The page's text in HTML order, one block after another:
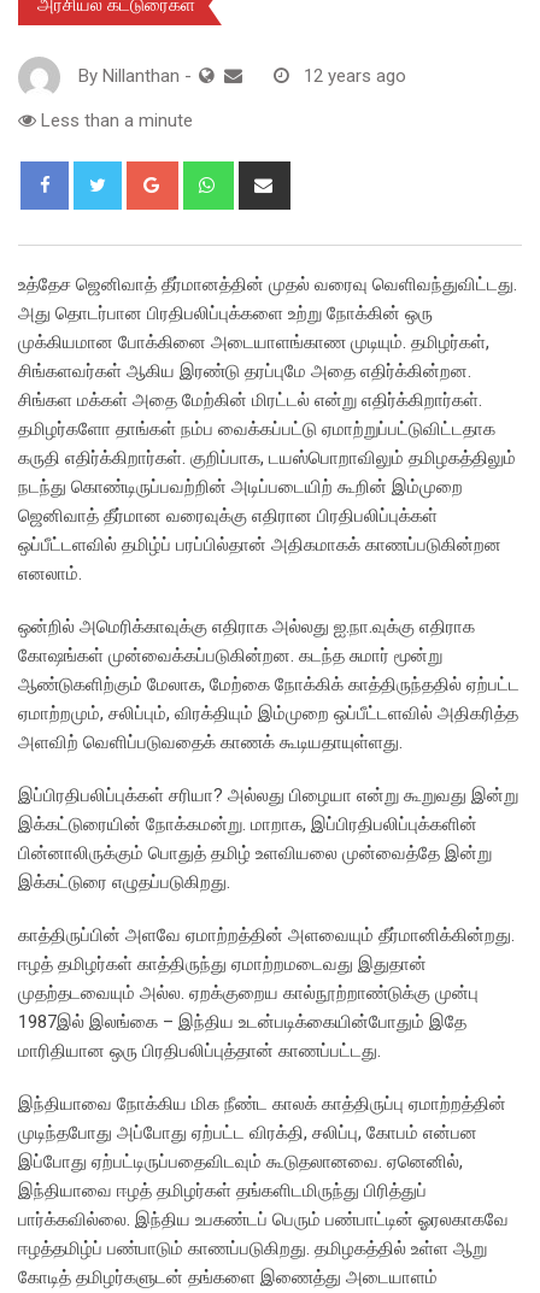
அரசியல் கட்டுரைகள்
By Nillanthan - 12 years ago
Less than a minute
Google+ Whatsapp
உத்தேச ஜெனிவாத் தீர்மானத்தின் முதல் வரைவு வெளிவந்துவிட்டது.
அது தொடர்பான பிரதிபலிப்புக்களை உற்று நோக்கின் ஒரு
முக்கியமான போக்கினை அடையாளங்காண முடியும். தமிழர்கள்,
சிங்களவர்கள் ஆகிய இரண்டு தரப்புமே அதை எதிர்க்கின்றன.
சிங்கள மக்கள் அதை மேற்கின் மிரட்டல் என்று எதிர்க்கிறார்கள்.
தமிழர்களோ தாங்கள் நம்ப வைக்கப்பட்டு ஏமாற்றுப்பட்டுவிட்டதாக
கருதி எதிர்க்கிறார்கள். குறிப்பாக, டயஸ்பொறாவிலும் தமிழகத்திலும்
நடந்து கொண்டிருப்பவற்றின் அடிப்படையிற் கூறின் இம்முறை
ஜெனிவாத் தீர்மான வரைவுக்கு எதிரான பிரதிபலிப்புக்கள்
ஒப்பீட்டளவில் தமிழ்ப் பரப்பில்தான் அதிகமாகக் காணப்படுகின்றன
எனலாம்.
ஒன்றில் அமெரிக்காவுக்கு எதிராக அல்லது ஐ.நா.வுக்கு எதிராக
கோஷங்கள் முன்வைக்கப்படுகின்றன. கடந்த சுமார் மூன்று
ஆண்டுகளிற்கும் மேலாக, மேற்கை நோக்கிக் காத்திருந்ததில் ஏற்பட்ட
ஏமாற்றமும், சலிப்பும், விரக்தியும் இம்முறை ஒப்பீட்டளவில் அதிகரித்த
அளவிற் வெளிப்படுவதைக் காணக் கூடியதாயுள்ளது.
இப்பிரதிபலிப்புக்கள் சரியா? அல்லது பிழையா என்று கூறுவது இன்று
இக்கட்டுரையின் நோக்கமன்று. மாறாக, இப்பிரதிபலிப்புக்களின்
பின்னாலிருக்கும் பொதுத் தமிழ் உளவியலை முன்வைத்தே இன்று
இக்கட்டுரை எழுதப்படுகிறது.
காத்திருப்பின் அளவே ஏமாற்றத்தின் அளவையும் தீர்மானிக்கின்றது.
ஈழத் தமிழர்கள் காத்திருந்து ஏமாற்றமடைவது இதுதான்
முதற்தடவையும் அல்ல. ஏறக்குறைய கால்நூற்றாண்டுக்கு முன்பு
1987இல் இலங்கை – இந்திய உடன்படிக்கையின்போதும் இதே
மாரிதியான ஒரு பிரதிபலிப்புத்தான் காணப்பட்டது.
இந்தியாவை நோக்கிய மிக நீண்ட காலக் காத்திருப்பு ஏமாற்றத்தின்
முடிந்தபோது அப்போது ஏற்பட்ட விரக்தி, சலிப்பு, கோபம் என்பன
இப்போது ஏற்பட்டிருப்பதைவிடவும் கூடுதலானவை. ஏனெனில்,
இந்தியாவை ஈழத் தமிழர்கள் தங்களிடமிருந்து பிரித்துப்
பார்க்கவில்லை. இந்திய உபகண்டப் பெரும் பண்பாட்டின் ஓரலகாகவே
ஈழத்தமிழ்ப் பண்பாடும் காணப்படுகிறது. தமிழகத்தில் உள்ள ஆறு
கோடித் தமிழர்களுடன் தங்களை இணைத்து அடையாளம்